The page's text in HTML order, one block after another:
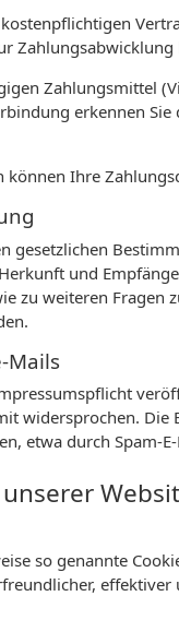
Zahlungsmittel
erkennen
Ihre
gesetzlichen
und
zu weiteren
Mails
widersprochen. Die
etwa durch Spam-
so genannte